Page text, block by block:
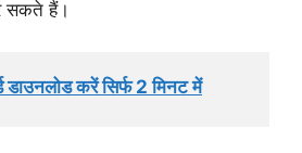
सकते हैं।
डाउनलोड करें सिर्फ 2 मिनट में